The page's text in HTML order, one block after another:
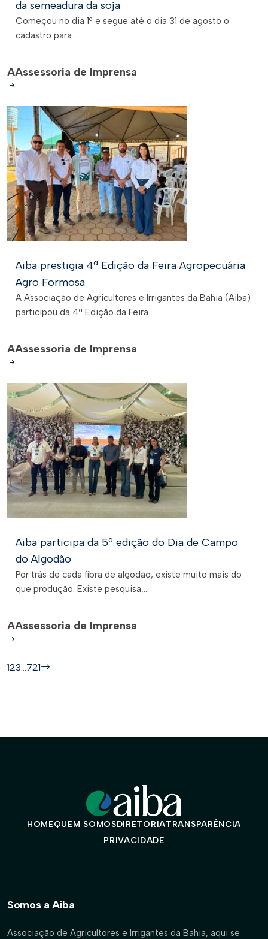
da semeadura da soja
Começou no dia 1º e segue até o dia 31 de agosto o
cadastro para...
AAssessoria de Imprensa
Aiba prestigia 4ª Edição da Feira Agropecuária
Agro Formosa
A Associação de Agricultores e Irrigantes da Bahia (Aiba)
participou da 4ª Edição da Feira...
AAssessoria de Imprensa
Aiba participa da 5ª edição do Dia de Campo
do Algodão
Por trás de cada fibra de algodão, existe muito mais do
que produção. Existe pesquisa,...
AAssessoria de Imprensa
123…721
HOMEQUEM SOMOSDIRETORIATRANSPARÊNCIA
PRIVACIDADE
Somos a Aiba
Associação de Agricultores e Irrigantes da Bahia, aqui se